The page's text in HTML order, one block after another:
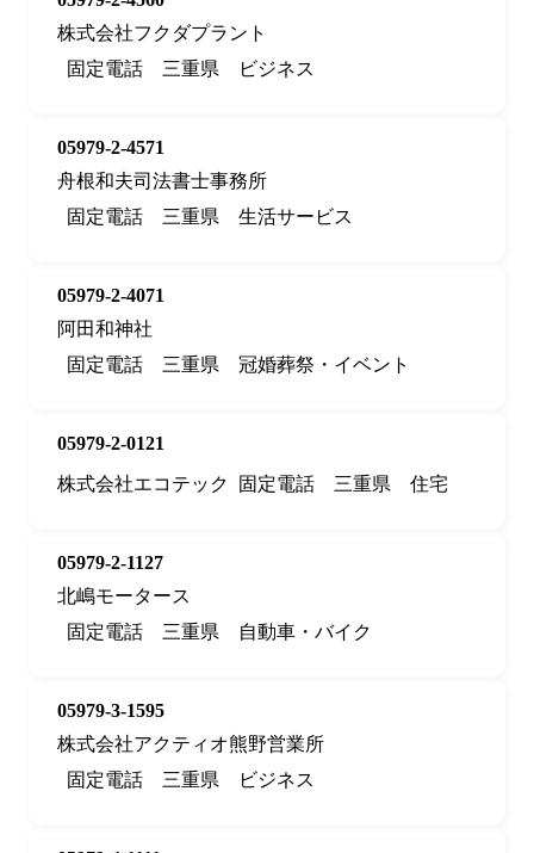
株式会社フクダプラント
固定電話
三重県 ビジネス
05979-2-4571
舟根和夫司法書士事務所
固定電話
三重県 生活サービス
05979-2-4071
阿田和神社
固定電話
三重県 冠婚葬祭・イベント
05979-2-0121
株式会社エコテック
固定電話 三重県 住宅
05979-2-1127
北嶋モータース
固定電話
三重県 自動車・バイク
05979-3-1595
株式会社アクティオ熊野営業所
固定電話
三重県 ビジネス